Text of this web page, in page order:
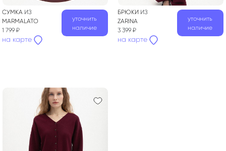
СУМКА ИЗ
MARMALATO
1 799 ₽
на карте
уточнить
наличие
БРЮКИ ИЗ
ZARINA
3 399 ₽
на карте
уточнить
наличие